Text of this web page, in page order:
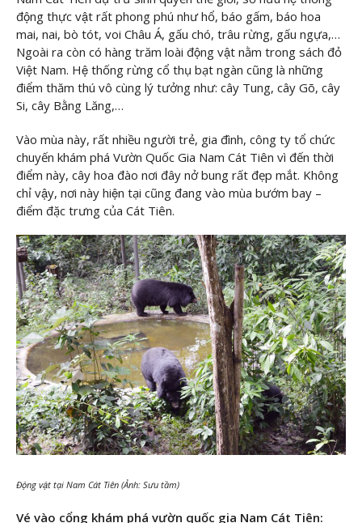
động thực vật rất phong phú như hổ, báo gấm, báo hoa
mai, nai, bò tót, voi Châu Á, gấu chó, trâu rừng, gấu ngựa,…
Ngoài ra còn có hàng trăm loài động vật nằm trong sách đỏ
Việt Nam. Hệ thống rừng cổ thụ bạt ngàn cũng là những
điểm thăm thú vô cùng lý tưởng như: cây Tung, cây Gõ, cây
Si, cây Bằng Lăng,…
Vào mùa này, rất nhiều người trẻ, gia đình, công ty tổ chức
chuyến khám phá Vườn Quốc Gia Nam Cát Tiên vì đến thời
điểm này, cây hoa đào nơi đây nở bung rất đẹp mắt. Không
chỉ vậy, nơi này hiện tại cũng đang vào mùa bướm bay –
điểm đặc trưng của Cát Tiên.
Động vật tại Nam Cát Tiên (Ảnh: Sưu tầm)
Vé vào cổng khám phá vườn quốc gia Nam Cát Tiên: